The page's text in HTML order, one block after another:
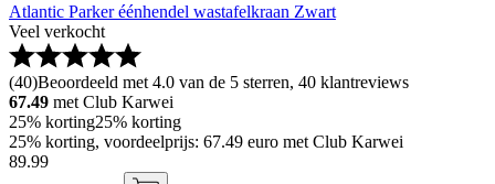
Atlantic Parker éénhendel wastafelkraan Zwart
Veel verkocht
(40)Beoordeeld met 4.0 van de 5 sterren, 40 klantreviews
67.49 met Club Karwei
25% korting25% korting
25% korting, voordeelprijs: 67.49 euro met Club Karwei
89.99